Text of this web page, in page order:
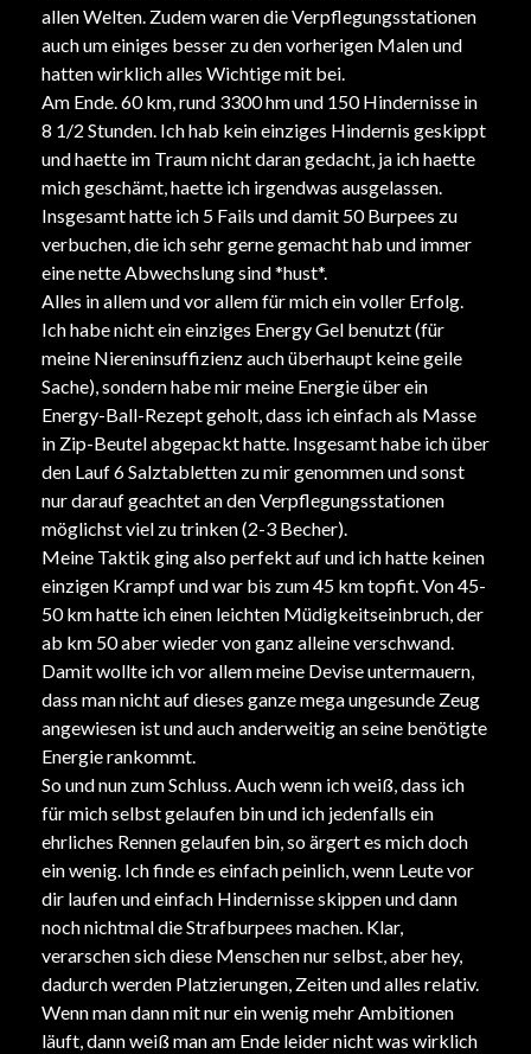
allen Welten. Zudem waren die Verpflegungsstationen
auch um einiges besser zu den vorherigen Malen und
hatten wirklich alles Wichtige mit bei.
Am Ende. 60 km, rund 3300 hm und 150 Hindernisse in
8 1/2 Stunden. Ich hab kein einziges Hindernis geskippt
und haette im Traum nicht daran gedacht, ja ich haette
mich geschämt, haette ich irgendwas ausgelassen.
Insgesamt hatte ich 5 Fails und damit 50 Burpees zu
verbuchen, die ich sehr gerne gemacht hab und immer
eine nette Abwechslung sind *hust*.
Alles in allem und vor allem für mich ein voller Erfolg.
Ich habe nicht ein einziges Energy Gel benutzt (für
meine Niereninsuffizienz auch überhaupt keine geile
Sache), sondern habe mir meine Energie über ein
Energy-Ball-Rezept geholt, dass ich einfach als Masse
in Zip-Beutel abgepackt hatte. Insgesamt habe ich über
den Lauf 6 Salztabletten zu mir genommen und sonst
nur darauf geachtet an den Verpflegungsstationen
möglichst viel zu trinken (2-3 Becher).
Meine Taktik ging also perfekt auf und ich hatte keinen
einzigen Krampf und war bis zum 45 km topfit. Von 45-
50 km hatte ich einen leichten Müdigkeitseinbruch, der
ab km 50 aber wieder von ganz alleine verschwand.
Damit wollte ich vor allem meine Devise untermauern,
dass man nicht auf dieses ganze mega ungesunde Zeug
angewiesen ist und auch anderweitig an seine benötigte
Energie rankommt.
So und nun zum Schluss. Auch wenn ich weiß, dass ich
für mich selbst gelaufen bin und ich jedenfalls ein
ehrliches Rennen gelaufen bin, so ärgert es mich doch
ein wenig. Ich finde es einfach peinlich, wenn Leute vor
dir laufen und einfach Hindernisse skippen und dann
noch nichtmal die Strafburpees machen. Klar,
verarschen sich diese Menschen nur selbst, aber hey,
dadurch werden Platzierungen, Zeiten und alles relativ.
Wenn man dann mit nur ein wenig mehr Ambitionen
läuft, dann weiß man am Ende leider nicht was wirklich